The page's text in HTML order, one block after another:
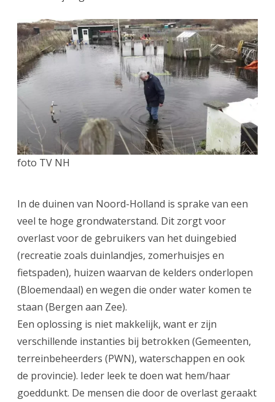
foto TV NH
In de duinen van Noord-Holland is sprake van een
veel te hoge grondwaterstand. Dit zorgt voor
overlast voor de gebruikers van het duingebied
(recreatie zoals duinlandjes, zomerhuisjes en
fietspaden), huizen waarvan de kelders onderlopen
(Bloemendaal) en wegen die onder water komen te
staan (Bergen aan Zee).
Een oplossing is niet makkelijk, want er zijn
verschillende instanties bij betrokken (Gemeenten,
terreinbeheerders (PWN), waterschappen en ook
de provincie). Ieder leek te doen wat hem/haar
goeddunkt. De mensen die door de overlast geraakt